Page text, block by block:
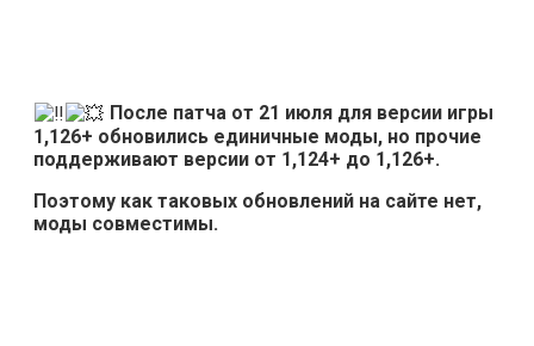
После патча от 21 июля для версии игры
1,126+ обновились единичные моды, но прочие
поддерживают версии от 1,124+ до 1,126+.
Поэтому как таковых обновлений на сайте нет,
моды совместимы.